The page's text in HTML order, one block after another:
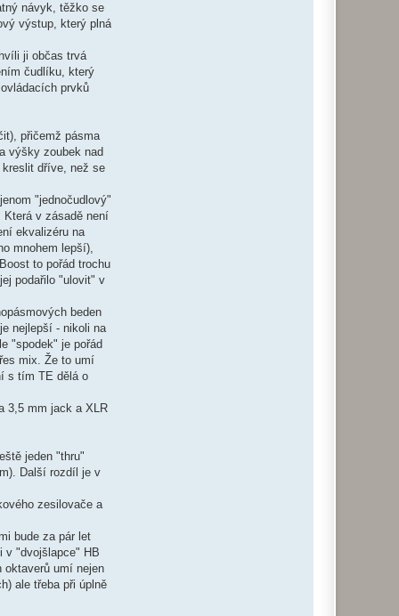
návyk, těžko se
výstup, který plná
ji občas trvá
čudlíku, který
prvků
přičemž pásma
výšky zoubek nad
kreslit dříve, než se
"jednočudlový"
v zásadě není
ekvalizéru na
mnohem lepší),
to pořád trochu
podařilo "ulovit" v
beden
nejlepší - nikoli na
"spodek" je pořád
mix. Že to umí
s tím TE dělá o
3,5 mm jack a XLR
jeden "thru"
Další rozdíl je v
zesilovače a
bude za pár let
v "dvojšlapce" HB
oktaverů umí nejen
ale třeba při úplně